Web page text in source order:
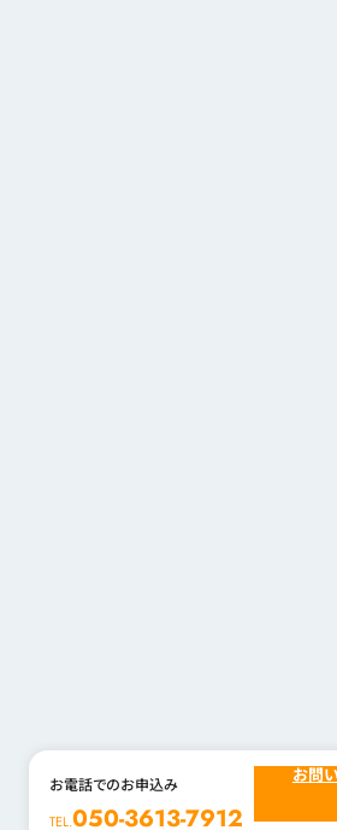
お電話でのお申込み
TEL.050-3613-7912
お問